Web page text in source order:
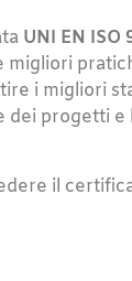
UNI EN ISO
migliori
i migliori
dei progetti e
il